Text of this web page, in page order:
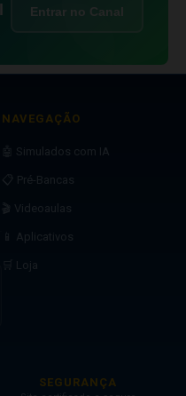
Entrar no Canal
NAVEGAÇÃO
🤖 Simulados com IA
📋 Pré-Bancas
🎬 Videoaulas
📱 Aplicativos
🛒 Loja
SEGURANÇA